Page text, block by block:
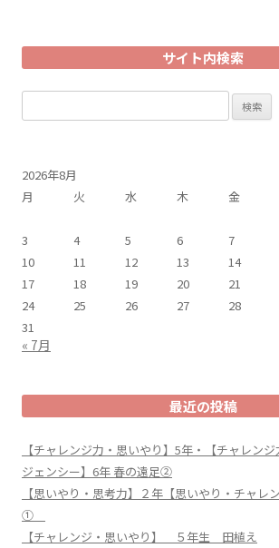
サイト内検索
索:
2026年8月
月
火 水 木 金
3
4 5 6 7
10
11 12 13 14
17
18 19 20 21
24
25 26 27 28
31
« 7月
最近の投稿
【チャレンジ力・思いやり】5年・【チャレン
ジェンシー】6年 春の遠足②
【思いやり・思考力】２年【思いやり・チャレ
①
【チャレンジ・思いやり】 ５年生 田植え